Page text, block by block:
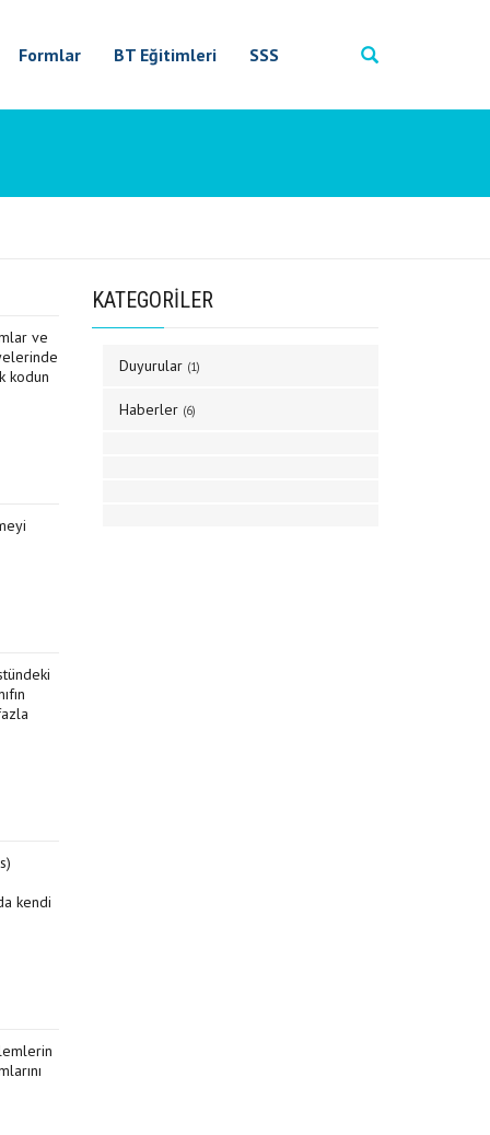
Formlar BT Eğitimleri SSS
ve
kodun
kendi
KATEGORİLER
Duyurular (1)
Haberler (6)